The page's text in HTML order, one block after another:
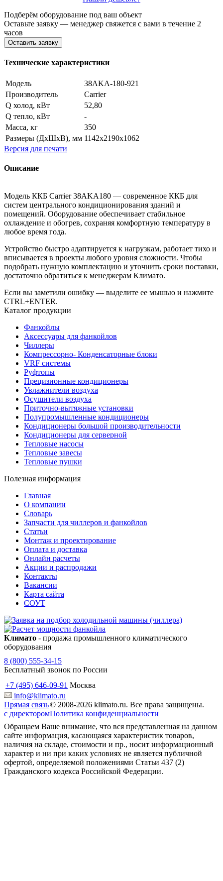
Подберём оборудование под ваш объект
Оставьте заявку — менеджер свяжется с вами в течение 2
часов
Оставить заявку
Технические характеристики
Модель
38AKA-180-921
Производитель
Carrier
Q холод, кВт
52,80
Q тепло, кВт
-
Масса, кг
350
Размеры (ДхШхВ), мм 1142x2190x1062
Версия для печати
Описание
Модель ККБ Carrier 38AKA180 — современное ККБ для
систем центрального кондиционирования зданий и
помещений. Оборудование обеспечивает стабильное
охлаждение и обогрев, сохраняя комфортную температуру в
любое время года.
Устройство быстро адаптируется к нагрузкам, работает тихо и
вписывается в проекты любого уровня сложности. Чтобы
подобрать нужную комплектацию и уточнить сроки поставки,
достаточно обратиться к менеджерам Климато.
Если вы заметили ошибку — выделите ее мышью и нажмите
CTRL+ENTER.
Каталог продукции
Фанкойлы
Аксессуары для фанкойлов
Чиллеры
Компрессорно- Конденсаторные блоки
VRF системы
Руфтопы
Прецизионные кондиционеры
Увлажнители воздуха
Осушители воздуха
Приточно-вытяжные установки
Полупромышленные кондиционеры
Кондиционеры большой производительности
Кондиционеры для серверной
Тепловые насосы
Тепловые завесы
Тепловые пушки
Полезная информация
Главная
О компании
Словарь
Запчасти для чиллеров и фанкойлов
Статьи
Монтаж и проектирование
Оплата и доставка
Онлайн расчеты
Акции и распродажи
Контакты
Вакансии
Карта сайта
СОУТ
Климато - продажа промышленного климатического
оборудования
8 (800) 555-34-15
Бесплатный звонок по России
+7 (495) 646-09-91 Москва
info@klimato.ru
Прямая связь
с директором
© 2008-2026 klimato.ru. Все права защищены.
Политика конфиденциальности
Обращаем Ваше внимание, что вся представленная на данном
сайте информация, касающаяся характеристик товаров,
наличия на складе, стоимости и пр., носит информационный
характер и ни при каких условиях не является публичной
офертой, определяемой положениями Статьи 437 (2)
Гражданского кодекса Российской Федерации.